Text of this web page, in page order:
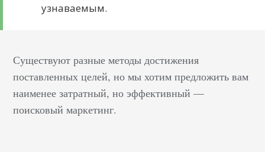
узнаваемым.
Существуют разные методы достижения
поставленных целей, но мы хотим предложить вам
наименее затратный, но эффективный —
поисковый маркетинг.